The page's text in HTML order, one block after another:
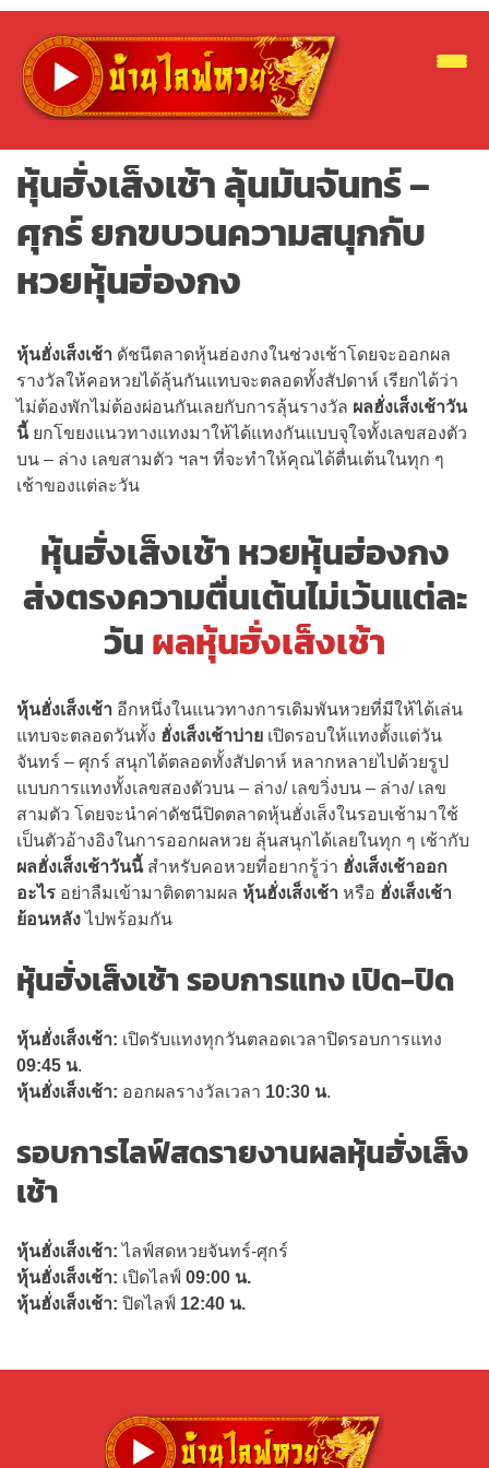
หุ้นฮั่งเส็งเช้า ลุ้นมันจันทร์ –
ศุกร์ ยกขบวนความสนุกกับ
หวยหุ้นฮ่องกง
หุ้นฮั่งเส็งเช้า ดัชนีตลาดหุ้นฮ่องกงในช่วงเช้าโดยจะออกผล
รางวัลให้คอหวยได้ลุ้นกันแทบจะตลอดทั้งสัปดาห์ เรียกได้ว่า
ไม่ต้องพักไม่ต้องผ่อนกันเลยกับการลุ้นรางวัล ผลฮั่งเส็งเช้าวัน
นี้ ยกโขยงแนวทางแทงมาให้ได้แทงกันแบบจุใจทั้งเลขสองตัว
บน – ล่าง เลขสามตัว ฯลฯ ที่จะทำให้คุณได้ตื่นเต้นในทุก ๆ
เช้าของแต่ละวัน
หุ้นฮั่งเส็งเช้า หวยหุ้นฮ่องกง
ส่งตรงความตื่นเต้นไม่เว้นแต่ละ
วันผลหุ้นฮั่งเส็งเช้า
หุ้นฮั่งเส็งเช้า อีกหนึ่งในแนวทางการเดิมพันหวยที่มีให้ได้เล่น
แทบจะตลอดวันทั้ง ฮั่งเส็งเช้าบ่าย เปิดรอบให้แทงตั้งแต่วัน
จันทร์ – ศุกร์ สนุกได้ตลอดทั้งสัปดาห์ หลากหลายไปด้วยรูป
แบบการแทงทั้งเลขสองตัวบน – ล่าง/ เลขวิ่งบน – ล่าง/ เลข
สามตัว โดยจะนำค่าดัชนีปิดตลาดหุ้นฮั่งเส็งในรอบเช้ามาใช้
เป็นตัวอ้างอิงในการออกผลหวย ลุ้นสนุกได้เลยในทุก ๆ เช้ากับ
ผลฮั่งเส็งเช้าวันนี้ สำหรับคอหวยที่อยากรู้ว่า ฮั่งเส็งเช้าออก
อะไร อย่าลืมเข้ามาติดตามผล หุ้นฮั่งเส็งเช้า หรือ ฮั่งเส็งเช้า
ย้อนหลังไปพร้อมกัน
หุ้นฮั่งเส็งเช้า รอบการแทง เปิด-ปิด
หุ้นฮั่งเส็งเช้า: เปิดรับแทงทุกวันตลอดเวลาปิดรอบการแทง
09:45 น.
หุ้นฮั่งเส็งเช้า: ออกผลรางวัลเวลา 10:30 น.
รอบการไลฟ์สดรายงานผลหุ้นฮั่งเส็ง
เช้า
หุ้นฮั่งเส็งเช้า:ไลฟ์สดหวยจันทร์-ศุกร์
หุ้นฮั่งเส็งเช้า: เปิดไลฟ์ 09:00 น.
หุ้นฮั่งเส็งเช้า: ปิดไลฟ์ 12:40 น.